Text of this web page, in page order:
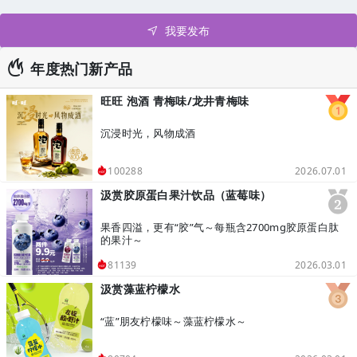
我要发布
年度热门新产品
旺旺 泡酒 青梅味/龙井青梅味
沉浸时光，风物成酒
100288 2026.07.01
汲赏胶原蛋白果汁饮品（蓝莓味）
果香四溢，更有“胶”气～每瓶含2700mg胶原蛋白肽
的果汁～
81139 2026.03.01
汲赏藻蓝柠檬水
“蓝”朋友柠檬味～藻蓝柠檬水～